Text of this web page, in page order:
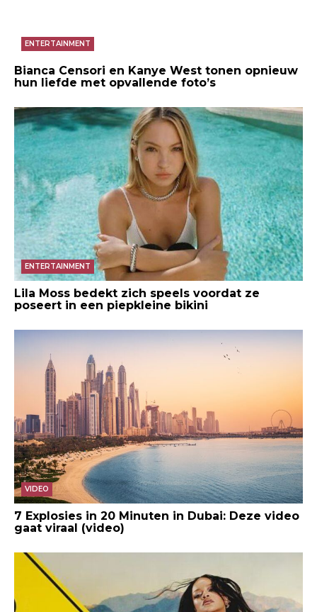
ENTERTAINMENT
Bianca Censori en Kanye West tonen opnieuw
hun liefde met opvallende foto’s
ENTERTAINMENT
Lila Moss bedekt zich speels voordat ze
poseert in een piepkleine bikini
VIDEO
7 Explosies in 20 Minuten in Dubai: Deze video
gaat viraal (video)